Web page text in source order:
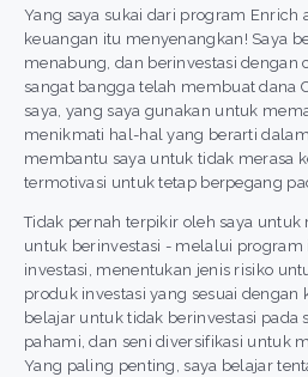
Yang saya sukai dari program Enrich
keuangan itu menyenangkan! Saya
menabung, dan berinvestasi dengan
sangat bangga telah membuat dana
saya, yang saya gunakan untuk
menikmati hal-hal yang berarti
membantu saya untuk tidak merasa
termotivasi untuk tetap berpegang
Tidak pernah terpikir oleh saya
untuk berinvestasi - melalui program
investasi, menentukan jenis risiko
produk investasi yang sesuai dengan
belajar untuk tidak berinvestasi pada
pahami, dan seni diversifikasi untuk
Yang paling penting, saya belajar